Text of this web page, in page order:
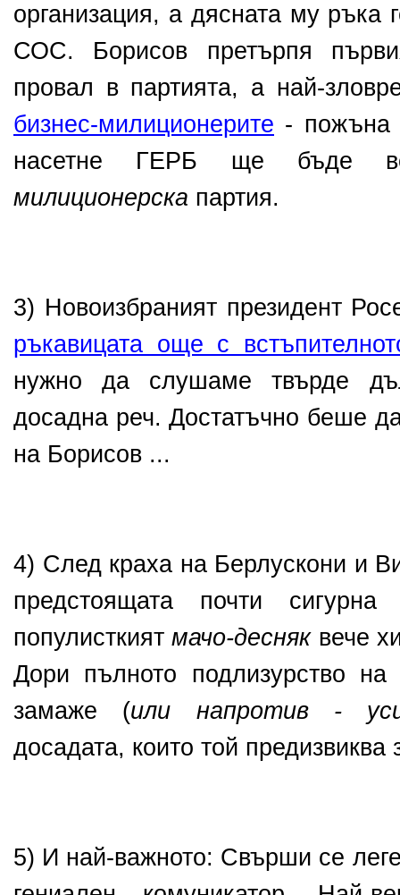
организация, а дясната му ръка
СОС. Борисов претърпя
провал в партията, а най-
бизнес-милиционерите - пожъна
насетне ГЕРБ ще бъде
милиционерска партия.
3) Новоизбраният президент
ръкавицата още с
нужно да слушаме твърде
досадна реч. Достатъчно беше
на Борисов ...
4) След краха на Берлускони и
предстоящата почти
популисткиятмачо-десняквече
Дори пълното подлизурство
замаже (или напротив -
досадата, които той предизвиква
5) И най-важното: Свърши се